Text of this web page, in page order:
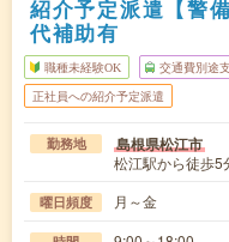
紹介予定派遣【警
代補助有
職種未経験OK 交通費別途
正社員への紹介予定派遣
勤務地 島根県松江市
松江駅から徒歩5
曜日頻度 月～金